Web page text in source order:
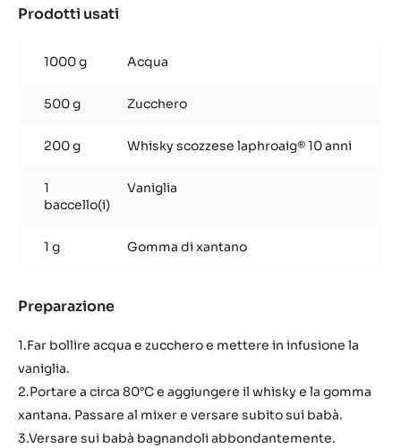
Prodotti usati
al
whisky
1000 g Acqua
500 g Zucchero
200 g Whisky scozzese laphroaig® 10 anni
1
baccello(i)
Vaniglia
1 g Gomma di xantano
Preparazione
al
affumicato
1.Far bollire acqua e zucchero e mettere in infusione la
vaniglia.
2.Portare a circa 80°C e aggiungere il whisky e la gomma
xantana. Passare al mixer e versare subito sui babà.
3.Versare sui babà bagnandoli abbondantemente.